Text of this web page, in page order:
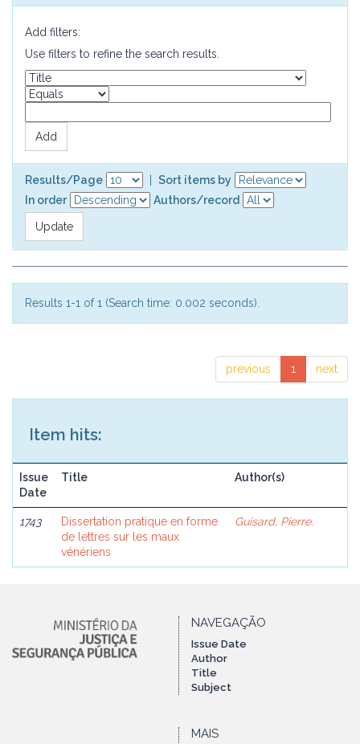
Add filters:
Use filters to refine the search results.
Results/Page
Sort items by
In order
Authors/record
Results 1-1 of 1 (Search time: 0.002 seconds).
previous 1 next
Item hits:
Issue
Date
Title Author(s)
1743
Dissertation pratique en forme
de lettres sur les maux
vénériens
Guisard, Pierre.
NAVEGAÇÃO
Issue Date
Author
Title
Subject
MAIS